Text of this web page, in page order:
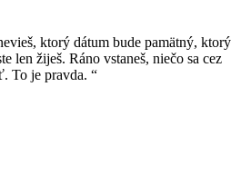
ktorý dátum bude pamätný, ktorý
len žiješ. Ráno vstaneš, niečo sa cez
To je pravda.